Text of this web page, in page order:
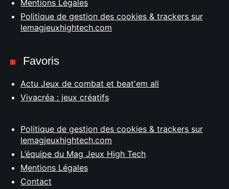
Mentions Légales
Politique de gestion des cookies & trackers sur
lemagjeuxhightech.com
Favoris
Actu Jeux de combat et beat'em all
Vivacréa : jeux créatifs
Politique de gestion des cookies & trackers sur
lemagjeuxhightech.com
L’équipe du Mag Jeux High Tech
Mentions Légales
Contact